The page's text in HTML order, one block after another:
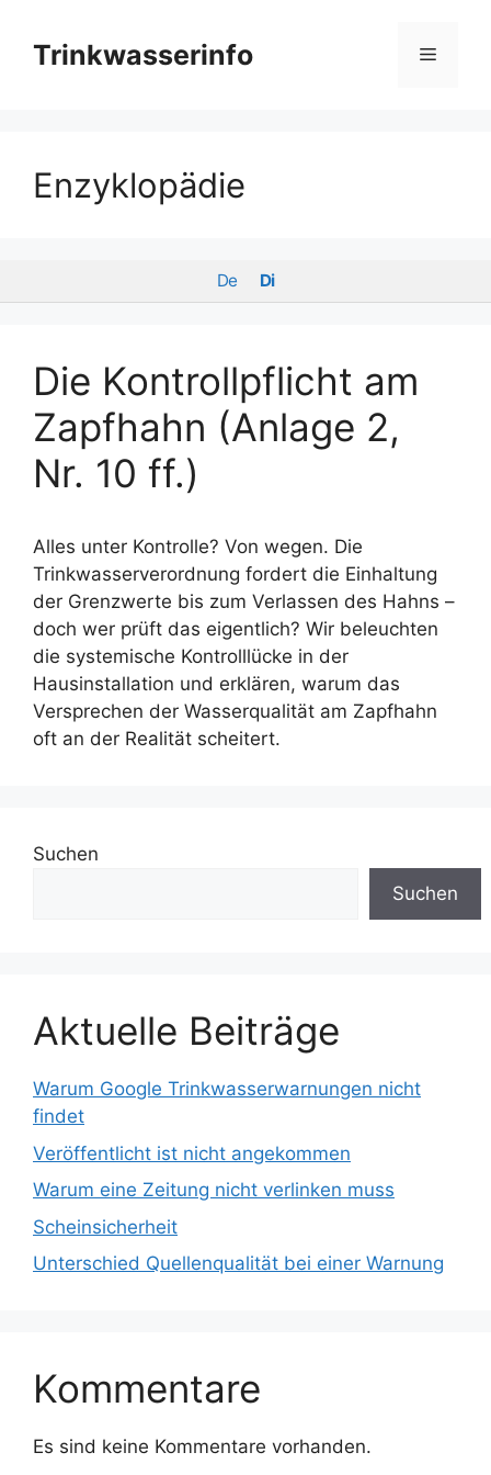
Inhalt
springen
Trinkwasserinfo Menü
Enzyklopädie
De Di
Die Kontrollpflicht am
Zapfhahn (Anlage 2,
Nr. 10 ff.)
Alles unter Kontrolle? Von wegen. Die
Trinkwasserverordnung fordert die Einhaltung
der Grenzwerte bis zum Verlassen des Hahns –
doch wer prüft das eigentlich? Wir beleuchten
die systemische Kontrolllücke in der
Hausinstallation und erklären, warum das
Versprechen der Wasserqualität am Zapfhahn
oft an der Realität scheitert.
Suchen
Suchen
Aktuelle Beiträge
Warum Google Trinkwasserwarnungen nicht
findet
Veröffentlicht ist nicht angekommen
Warum eine Zeitung nicht verlinken muss
Scheinsicherheit
Unterschied Quellenqualität bei einer Warnung
Kommentare
Es sind keine Kommentare vorhanden.